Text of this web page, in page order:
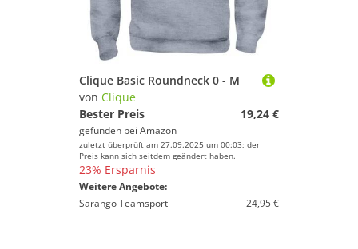
Clique Basic Roundneck 0 - M
von Clique
Bester Preis
19,24 €
gefunden bei Amazon
zuletzt überprüft am 27.09.2025 um 00:03; der
Preis kann sich seitdem geändert haben.
23% Ersparnis
Weitere Angebote:
Sarango Teamsport
24,95 €